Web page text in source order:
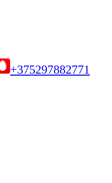
+375297882771